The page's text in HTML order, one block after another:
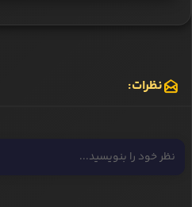
نظرات: